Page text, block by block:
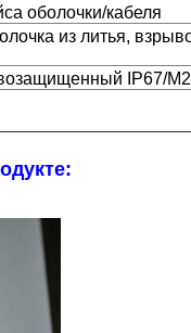
оболочки/кабеля
из литья,
IP67/